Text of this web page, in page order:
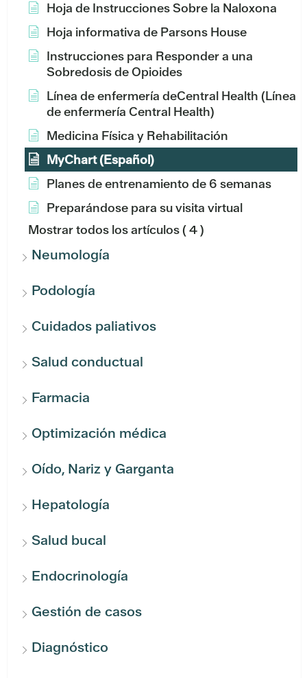
Hoja de Instrucciones Sobre la Naloxona
Hoja informativa de Parsons House
Instrucciones para Responder a una
Sobredosis de Opioides
Línea de enfermería deCentral Health (Línea
de enfermería Central Health)
Medicina Física y Rehabilitación
MyChart (Español)
Planes de entrenamiento de 6 semanas
Preparándose para su visita virtual
Mostrar todos los artículos( 4 )
Neumología
Podología
Cuidados paliativos
Salud conductual
Farmacia
Optimización médica
Oído, Nariz y Garganta
Hepatología
Salud bucal
Endocrinología
Gestión de casos
Diagnóstico